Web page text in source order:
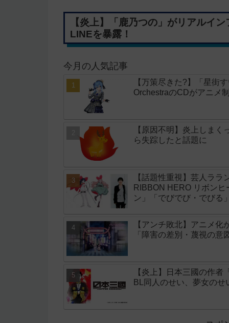
【炎上】「鹿乃つの」がリアルイ
LINEを暴露！
今月の人気記事
【万策尽きた?】「星街
OrchestraのCDがアニメ
【原因不明】炎上しま
ら失踪したと話題に
【話題性重視】芸人ラ
RIBBON HERO リボン
ン」「でびでび・でびる
【アンチ敗北】アニメ
「障害の差別・蔑視の
【炎上】日本三國の作
BL同人のせい、夢女の